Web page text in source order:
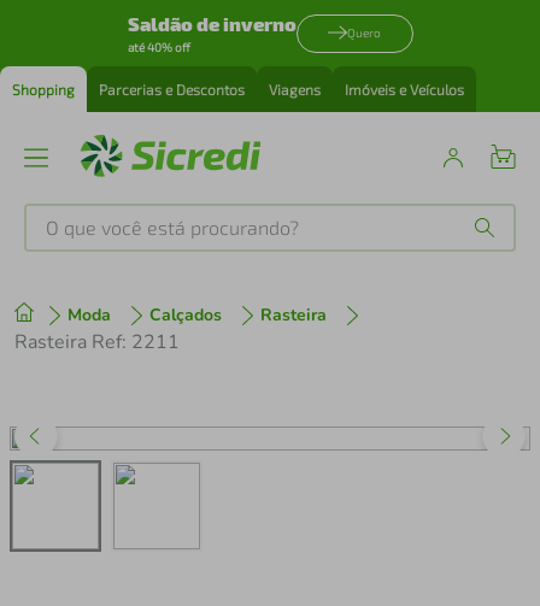
Saldão de inverno
até 40% off
Quero
Shopping Parcerias e Descontos Viagens Imóveis e Veículos
O que você está procurando?
Moda Calçados Rasteira
Rasteira Ref: 2211
1º tenis
perfume